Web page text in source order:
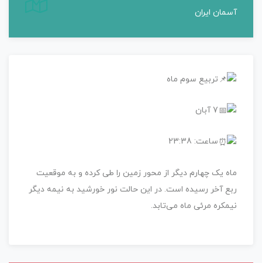
آسمان ایران
تربیع سوم ماه
7 آبان
ساعت: 23:38
ماه یک چهارم دیگر از محور زمین را طی کرده و به موقعیت
ربع آخر رسیده است. در این حالت نور خورشید به نیمه دیگر
نیمکره مرئی ماه می‌تابد.